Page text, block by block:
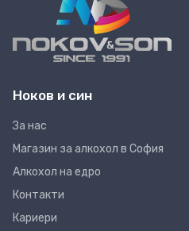
Ноков и син
За нас
Магазин за алкохол в София
Алкохол на едро
Контакти
Кариери